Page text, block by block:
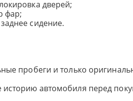
дверей;
фар;
сидение.
пробеги и только
историю автомобиля перед